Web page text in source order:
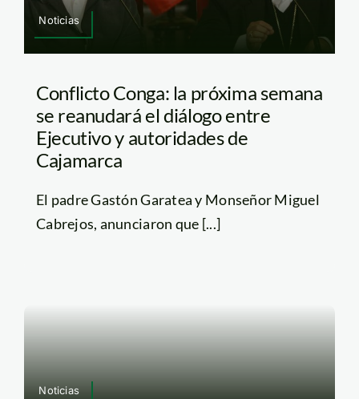
Noticias
Conflicto Conga: la próxima semana
se reanudará el diálogo entre
Ejecutivo y autoridades de
Cajamarca
El padre Gastón Garatea y Monseñor Miguel
Cabrejos, anunciaron que [...]
Noticias